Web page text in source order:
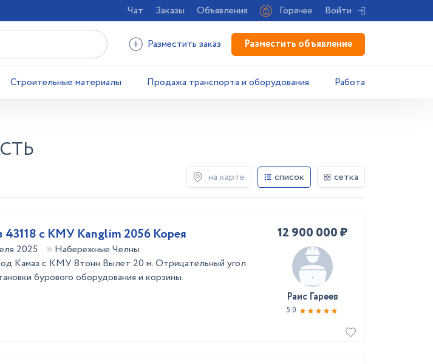
Чат Заказы Объявления Горячее Войти
Разместить заказ Разместить объявление
Строительные материалы Продажа транспорта и оборудования Работа
на карте список сетка
43118 с КМУ Kanglim 2056 Корея
2025
Набережные Челны
Камаз с КМУ 8тонн Вылет 20 м. Отрицательный угол
бурового оборудования и корзины.
12 900 000 ₽
Раис Гареев
5.0